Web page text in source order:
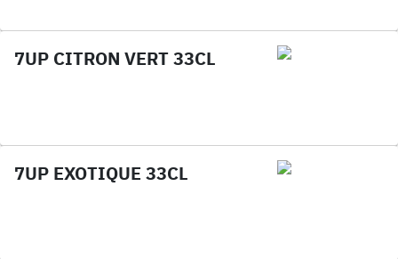
7UP CITRON VERT 33CL
7UP EXOTIQUE 33CL